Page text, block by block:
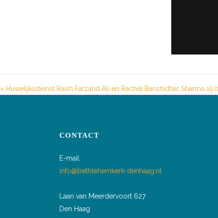
« Huwelijksdienst Raish Farzand Ali en Rachel Banshidhar Sharma
CONTACT
E-mail:
info@bethlehemkerk-denhaag.nl
Laan van Meerdervoort 627
Den Haag